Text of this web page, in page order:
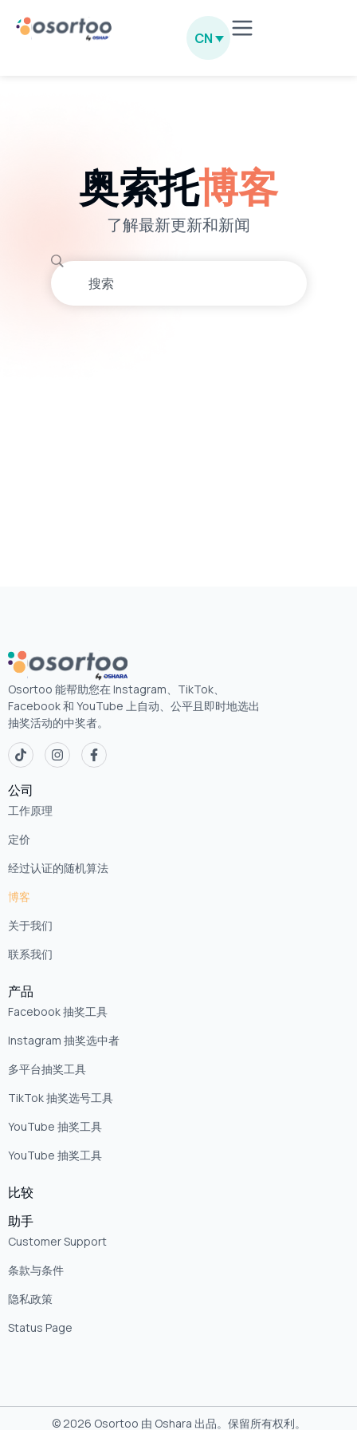
CN
奥索托博客
了解最新更新和新闻
Osortoo 能帮助您在 Instagram、TikTok、
Facebook 和 YouTube 上自动、公平且即时地选出
抽奖活动的中奖者。
公司
工作原理
定价
经过认证的随机算法
博客
关于我们
联系我们
产品
Facebook 抽奖工具
Instagram 抽奖选中者
多平台抽奖工具
TikTok 抽奖选号工具
YouTube 抽奖工具
YouTube 抽奖工具
比较
助手
Customer Support
条款与条件
隐私政策
Status Page
© 2026 Osortoo 由 Oshara 出品。保留所有权利。